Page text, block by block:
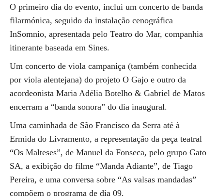
O primeiro dia do evento, inclui um concerto de banda
filarmónica, seguido da instalação cenográfica
InSomnio, apresentada pelo Teatro do Mar, companhia
itinerante baseada em Sines.
Um concerto de viola campaniça (também conhecida
por viola alentejana) do projeto O Gajo e outro da
acordeonista Maria Adélia Botelho & Gabriel de Matos
encerram a “banda sonora” do dia inaugural.
Uma caminhada de São Francisco da Serra até à
Ermida do Livramento, a representação da peça teatral
“Os Malteses”, de Manuel da Fonseca, pelo grupo Gato
SA, a exibição do filme “Manda Adiante”, de Tiago
Pereira, e uma conversa sobre “As valsas mandadas”
compõem o programa de dia 09.